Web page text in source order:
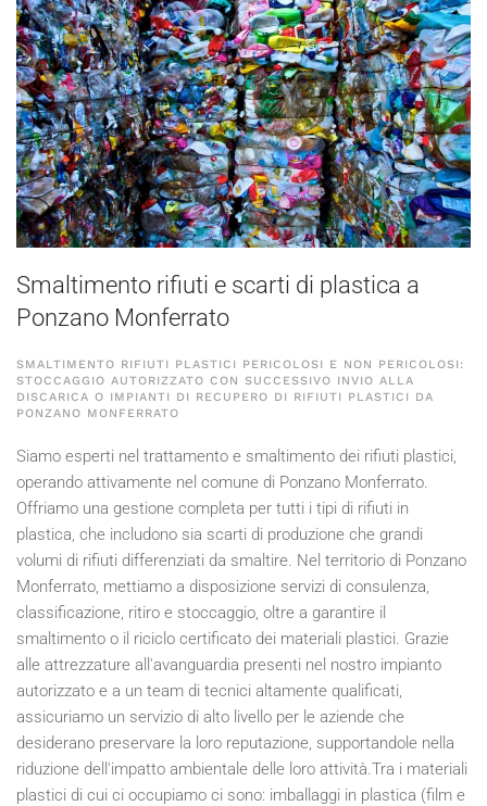
Smaltimento rifiuti e scarti di plastica a
Ponzano Monferrato
SMALTIMENTO RIFIUTI PLASTICI PERICOLOSI E NON PERICOLOSI:
STOCCAGGIO AUTORIZZATO CON SUCCESSIVO INVIO ALLA
DISCARICA O IMPIANTI DI RECUPERO DI RIFIUTI PLASTICI DA
PONZANO MONFERRATO
Siamo esperti nel trattamento e smaltimento dei rifiuti plastici,
operando attivamente nel comune di Ponzano Monferrato.
Offriamo una gestione completa per tutti i tipi di rifiuti in
plastica, che includono sia scarti di produzione che grandi
volumi di rifiuti differenziati da smaltire. Nel territorio di Ponzano
Monferrato, mettiamo a disposizione servizi di consulenza,
classificazione, ritiro e stoccaggio, oltre a garantire il
smaltimento o il riciclo certificato dei materiali plastici. Grazie
alle attrezzature all'avanguardia presenti nel nostro impianto
autorizzato e a un team di tecnici altamente qualificati,
assicuriamo un servizio di alto livello per le aziende che
desiderano preservare la loro reputazione, supportandole nella
riduzione dell'impatto ambientale delle loro attività.Tra i materiali
plastici di cui ci occupiamo ci sono: imballaggi in plastica (film e